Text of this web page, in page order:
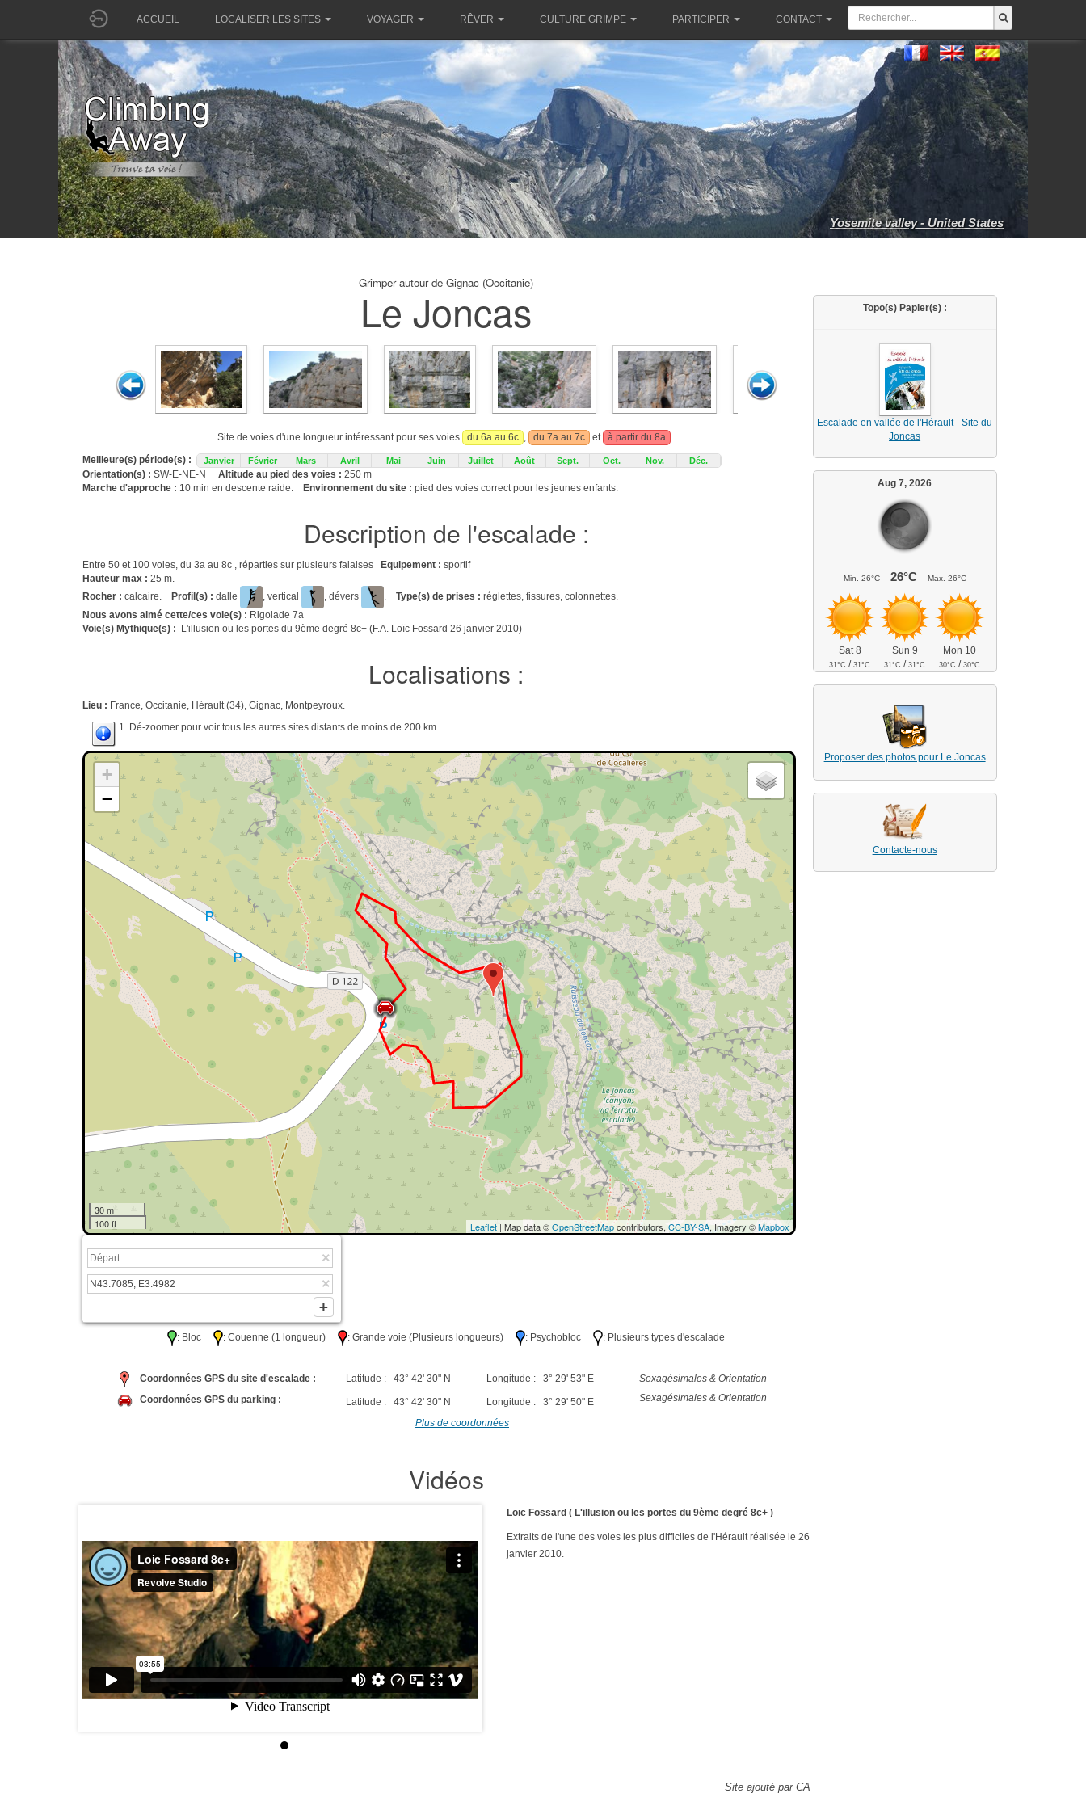
ACCUEIL LOCALISER LES SITES VOYAGER RÊVER CULTURE GRIMPE PARTICIPER CONTACT
Yosemite valley - United States
Grimper autour de Gignac (Occitanie)
Le Joncas
Site de voies d'une longueur intéressant pour ses voies du 6a au 6c , du 7a au 7c et à partir du 8a .
Meilleure(s) période(s) : Janvier Février Mars Avril Mai Juin Juillet Août Sept. Oct. Nov. Déc.
Orientation(s) : SW-E-NE-N Altitude au pied des voies : 250 m
Marche d'approche : 10 min en descente raide. Environnement du site : pied des voies correct pour les jeunes enfants.
Description de l'escalade :
Entre 50 et 100 voies, du 3a au 8c , réparties sur plusieurs falaises Equipement : sportif
Hauteur max : 25 m.
Rocher : calcaire. Profil(s) : dalle , vertical , dévers . Type(s) de prises : réglettes, fissures, colonnettes.
Nous avons aimé cette/ces voie(s) : Rigolade 7a
Voie(s) Mythique(s) :
L'illusion ou les portes du 9ème degré 8c+ (F.A. Loïc Fossard 26 janvier 2010)
Localisations :
Lieu : France, Occitanie, Hérault (34), Gignac, Montpeyroux.
1. Dé-zoomer pour voir tous les autres sites distants de moins de 200 km.
+
−
30 m
100 ft
Leaflet| Map data ©OpenStreetMapcontributors, CC-BY-SA, Imagery ©Mapbox
: Bloc : Couenne (1 longueur) : Grande voie (Plusieurs longueurs) : Psychobloc : Plusieurs types d'escalade
Coordonnées GPS du site d'escalade : Latitude : 43° 42' 30" N Longitude : 3° 29' 53" E
Sexagésimales & Orientation
Coordonnées GPS du parking :
Latitude : 43° 42' 30" N Longitude : 3° 29' 50" E Sexagésimales & Orientation
Plus de coordonnées
Vidéos
Loïc Fossard ( L'illusion ou les portes du 9ème degré 8c+ )
Extraits de l'une des voies les plus difficiles de l'Hérault réalisée le 26
janvier 2010.
Site ajouté par CA
Topo(s) Papier(s) :
Escalade en vallée de l'Hérault - Site du
Joncas
Aug 7, 2026
Min. 26°C 26°C Max. 26°C
Sat 8
31°C /31°C
Sun 9
31°C /31°C
Mon 10
30°C /30°C
Proposer des photos pour Le Joncas
Contacte-nous